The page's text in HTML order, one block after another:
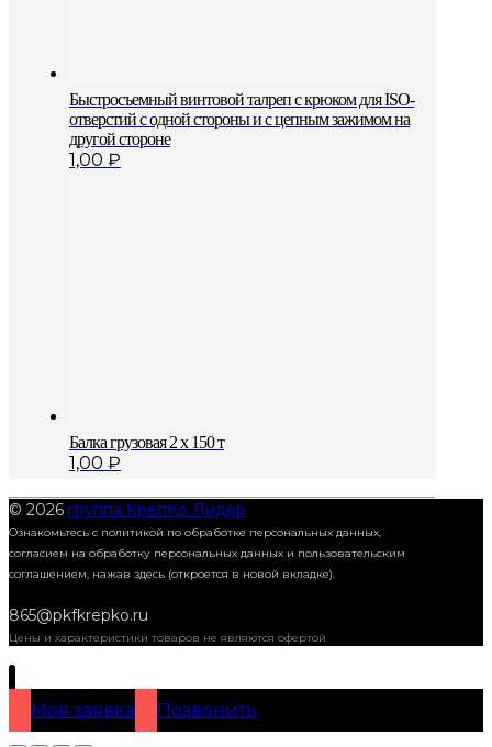
Быстросъемный винтовой талреп с крюком для ISO-
отверстий с одной стороны и с цепным зажимом на
другой стороне
1,00 ₽
Балка грузовая 2 x 150 т
1,00 ₽
© 2026 группа КрепКо Лидер
Ознакомьтесь с политикой по обработке персональных данных,
согласием на обработку персональных данных и пользовательским
соглашением, нажав здесь (откроется в новой вкладке).
865@pkfkrepko.ru
Цены и характеристики товаров не являются офертой
Моя заявка Позвонить